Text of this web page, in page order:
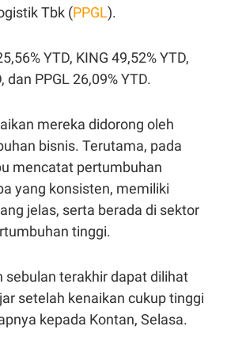
Tbk (PPGL).
YTD, KING 49,52% YTD,
dan PPGL 26,09% YTD.
mereka didorong oleh
bisnis. Terutama, pada
mencatat pertumbuhan
yang konsisten, memiliki
jelas, serta berada di sektor
tinggi.
sebulan terakhir dapat dilihat
setelah kenaikan cukup tinggi
kepada Kontan, Selasa.